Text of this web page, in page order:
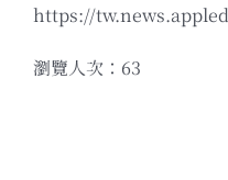
https://
瀏覽人次：63